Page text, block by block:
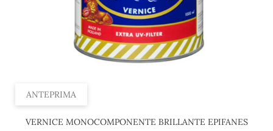
ANTEPRIMA
VERNICE MONOCOMPONENTE BRILLANTE EPIFANES